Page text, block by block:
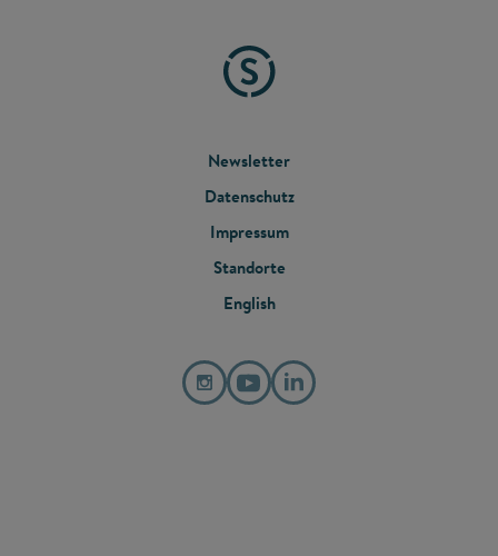
FOOTER
MENU
Newsletter
Datenschutz
Impressum
Standorte
English